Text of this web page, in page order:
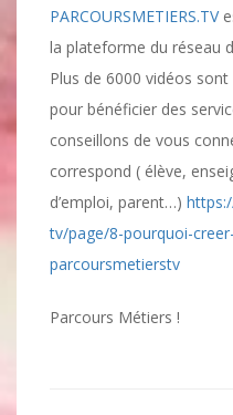
PARCOURSMETIERS.TV
la plateforme du réseau
Plus de 6000 vidéos
pour bénéficier des
conseillons de vous
correspond ( élève,
d’emploi, parent…)
tv/page/8-pourquoi-
parcoursmetierstv
Parcours Métiers !